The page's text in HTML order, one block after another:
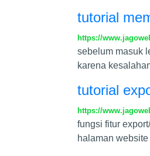
tutorial
https://
sebelum masuk
karena
tutorial
https://
fungsi fitur
halaman